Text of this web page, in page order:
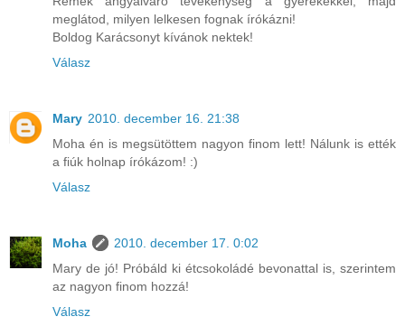
meglátod, milyen lelkesen fognak írókázni!
Boldog Karácsonyt kívánok nektek!
Válasz
Mary 2010. december 16. 21:38
Moha én is megsütöttem nagyon finom lett! Nálunk is ették
a fiúk holnap írókázom! :)
Válasz
Moha
2010. december 17. 0:02
Mary de jó! Próbáld ki étcsokoládé bevonattal is, szerintem
az nagyon finom hozzá!
Válasz